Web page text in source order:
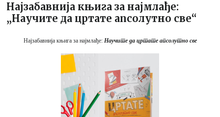
Најзабавнија књига за најмлађе:
„Научите да цртате апсолутно све“
Најзабавнија књига за најмлађе: Научите да цртате апсолутно све